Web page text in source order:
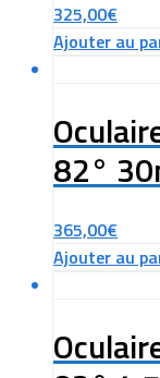
325,00€
Ajouter au
82°
365,00€
Ajouter au